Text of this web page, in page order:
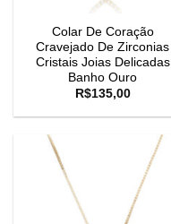
Colar De Coração
Cravejado De Zirconias
Cristais Joias Delicadas
Banho Ouro
R$135,00